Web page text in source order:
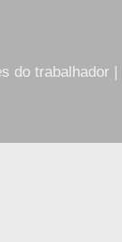
do trabalhador